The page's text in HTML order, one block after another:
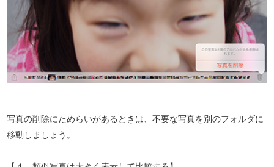
写真の削除にためらいがあるときは、不要な写真を別のフォルダに
移動しましょう。